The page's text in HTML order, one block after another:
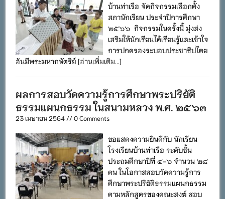
บ้านท่าเรือ จัดกิจกรรมเลือกตั้ง
สภานักเรียน ประจำปีการศึกษา
๒๕๖๖ กิจกรรมในครั้งนี้ มุ่งส่ง
เสริมให้นักเรียนได้เรียนรู้และเข้าใจ
การปกครองระบอบประชาธิปไตย
อันมีพระมหากษัตริย์[อ่านเพิ่มเติม...]
ผลการสอบวัดความรู้การศึกษาพระปริยัติ
ธรรมแผนกธรรม ในสนามหลวง พ.ศ. ๒๕๖๓
23 เมษายน 2564 // 0 Comments
ขอแสดงความยินดีกับ นักเรียน
โรงเรียนบ้านท่าเรือ ระดับชั้น
ประถมศึกษาปีที่ ๔-๖ จำนวน ๒๘
คน ในโอกาสสอบวัดความรู้การ
ศึกษาพระปริยัติธรรมแผนกธรรม
ตามหลักสูตรของคณะสงฆ์ สอบ